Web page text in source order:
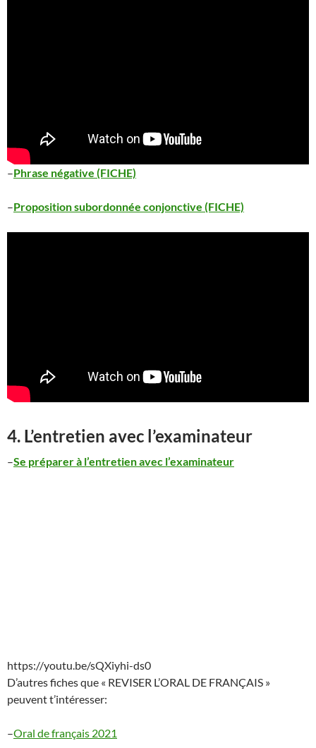
–Phrase négative (FICHE)
–Proposition subordonnée conjonctive (FICHE)
4. L’entretien avec l’examinateur
–Se préparer à l’entretien avec l’examinateur
https://youtu.be/sQXiyhi-ds0
D’autres fiches que « REVISER L’ORAL DE FRANÇAIS »
peuvent t’intéresser:
–Oral de français 2021